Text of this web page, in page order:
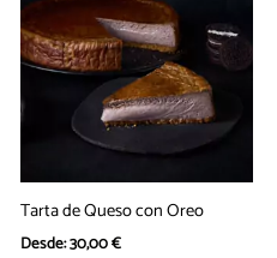
se
pueden
elegir
en
la
página
Tarta de Queso con Oreo
Desde:30,00€